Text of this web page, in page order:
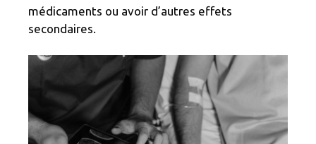
médicaments ou avoir d’autres effets
secondaires.